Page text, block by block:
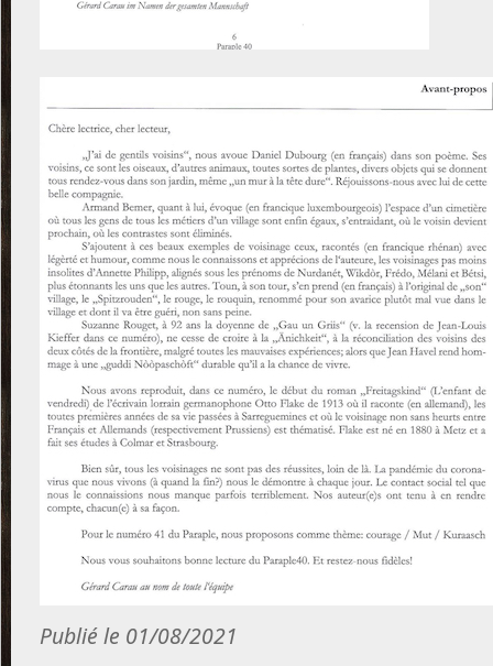
Publié le 01/08/2021